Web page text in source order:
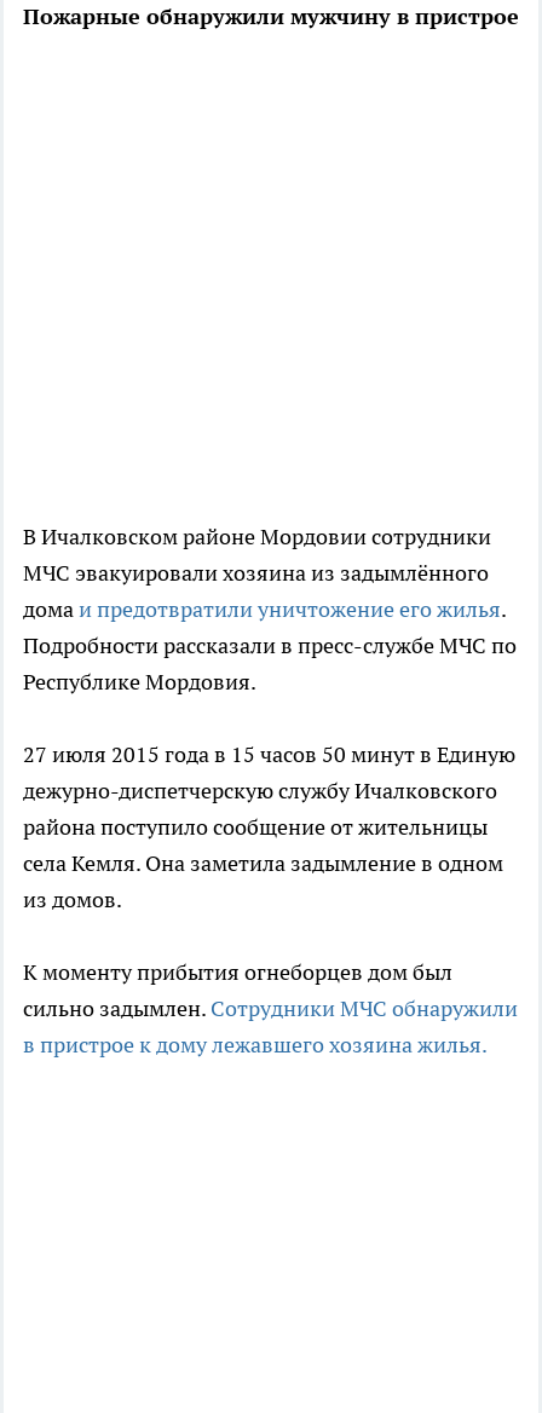
Пожарные обнаружили мужчину в пристрое
В Ичалковском районе Мордовии сотрудники
МЧС эвакуировали хозяина из задымлённого
домаи предотвратили уничтожение его жилья.
Подробности рассказали в пресс-службе МЧС по
Республике Мордовия.
27 июля 2015 года в 15 часов 50 минут в Единую
дежурно-диспетчерскую службу Ичалковского
района поступило сообщение от жительницы
села Кемля. Она заметила задымление в одном
из домов.
К моменту прибытия огнеборцев дом был
сильно задымлен. Сотрудники МЧС обнаружили
в пристрое к дому лежавшего хозяина жилья.